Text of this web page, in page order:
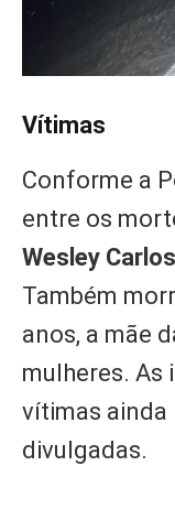
Vítimas
Conforme a
entre os
Wesley
Também
anos, a mãe
mulheres. As
vítimas
divulgadas.